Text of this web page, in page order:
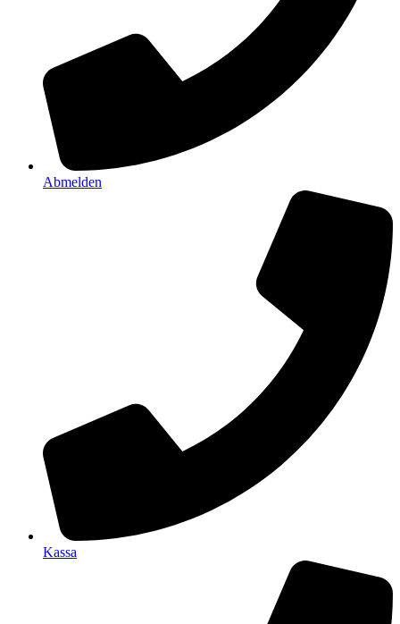
Abmelden
Kassa